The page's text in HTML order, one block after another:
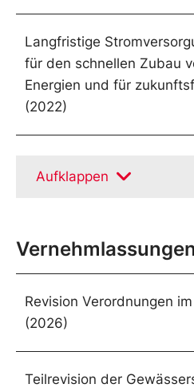
Langfristige
für den schnellen Zubau
Energien und für
(2022)
Aufklappen
Vernehmlassungen
Revision Verordnungen
(2026)
Teilrevision der